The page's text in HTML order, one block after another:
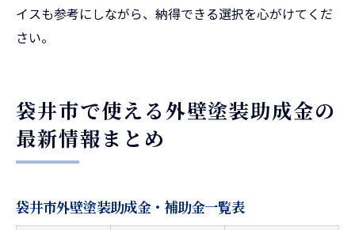
イスも参考にしながら、納得できる選択を心がけてくだ
さい。
袋井市で使える外壁塗装助成金の
最新情報まとめ
袋井市外壁塗装助成金・補助金一覧表